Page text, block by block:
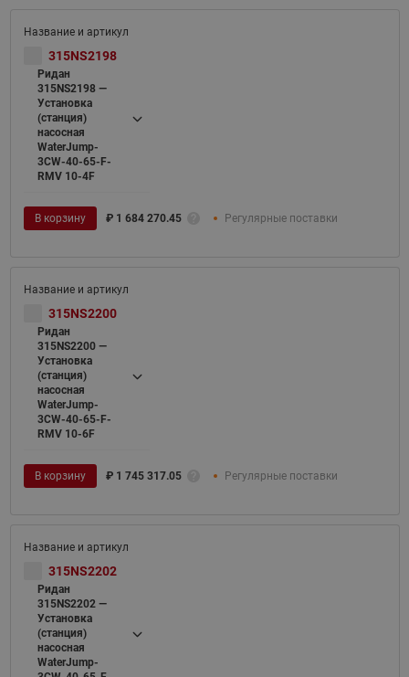
315NS2198
Ридан
315NS2198 —
Установка
(станция)
насосная
WaterJump-
3CW-40-65-F-
RMV 10-4F
В корзину ₽ 1 684 270.45 Регулярные поставки
315NS2200
Ридан
315NS2200 —
Установка
(станция)
насосная
WaterJump-
3CW-40-65-F-
RMV 10-6F
В корзину ₽ 1 745 317.05 Регулярные поставки
315NS2202
Ридан
315NS2202 —
Установка
(станция)
насосная
WaterJump-